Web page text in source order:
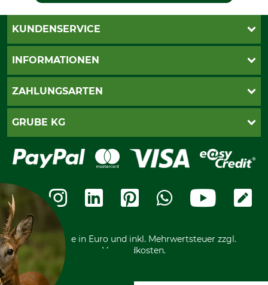
KUNDENSERVICE
Live-Shopping
Seilwindenprüfung
Cookie-Einstellungen
INFORMATIONEN
AGB
Bestellung widerrufen
Widerrufsformular
Kostenloser Rückversand
Nachhaltigkeit
Entsorgung und Umwelt
Datenschutz Print
ZAHLUNGSARTEN
PayPal
Bankeinzug
Ratenkauf
Vorkasse
GRUBE KG
Leitbild
Karriere
Ladengeschäft
Motorgeräteshop
Über uns
Community
International
Kooperationen
Alle Preise in Euro und inkl. Mehrwertsteuer zzgl.
Versandkosten.